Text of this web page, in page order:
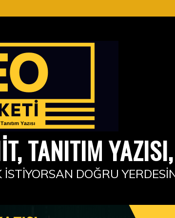
TANITIM
DOĞRU